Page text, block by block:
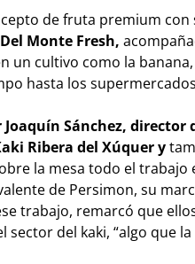
de fruta premium con
Monte Fresh,
un cultivo como la
hasta los
Sánchez, director
Ribera del Xúquery
la mesa todo el trabajo
de Persimon, su
trabajo, remarcó que
del kaki, “algo que